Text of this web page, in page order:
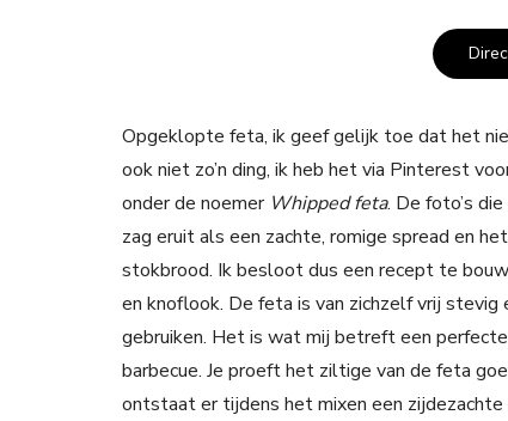
Opgeklopte feta, ik geef gelijk toe dat het
ook niet zo’n ding, ik heb het via Pinterest
onder de noemer Whipped feta. De foto’s
zag eruit als een zachte, romige spread en
stokbrood. Ik besloot dus een recept te
en knoflook. De feta is van zichzelf vrij
gebruiken. Het is wat mij betreft een
barbecue. Je proeft het ziltige van de feta
ontstaat er tijdens het mixen een